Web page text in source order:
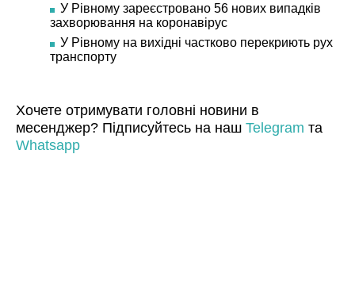
У Рівному зареєстровано 56 нових випадків
захворювання на коронавірус
У Рівному на вихідні частково перекриють рух
транспорту
Хочете отримувати головні новини в
месенджер? Підписуйтесь на наш Telegram та
Whatsapp